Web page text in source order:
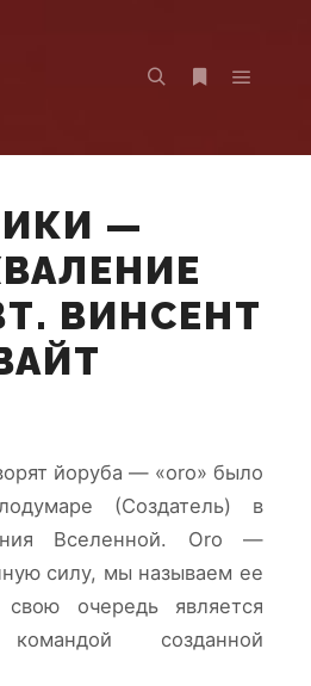
—
ВИНСЕНТ
йоруба — «oro» было
(Создатель) в
Вселенной. Oro —
силу, мы называем ее
очередь является
созданной